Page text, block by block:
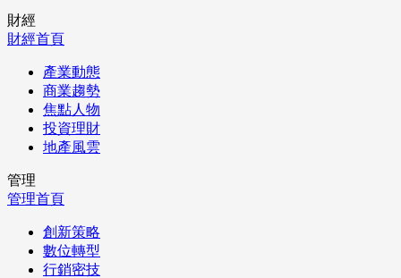
財經
財經首頁
產業動態
商業趨勢
焦點人物
投資理財
地產風雲
管理
管理首頁
創新策略
數位轉型
行銷密技